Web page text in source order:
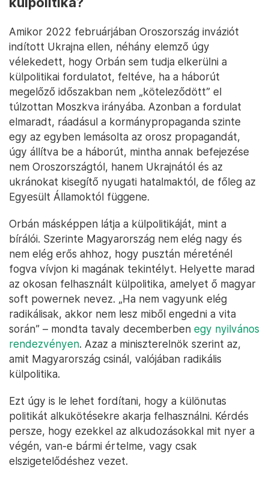
Amikor 2022 februárjában Oroszország inváziót
indított Ukrajna ellen, néhány elemző úgy
vélekedett, hogy Orbán sem tudja elkerülni a
külpolitikai fordulatot, feltéve, ha a háborút
megelőző időszakban nem „köteleződött” el
túlzottan Moszkva irányába. Azonban a fordulat
elmaradt, ráadásul a kormánypropaganda szinte
egy az egyben lemásolta az orosz propagandát,
úgy állítva be a háborút, mintha annak befejezése
nem Oroszországtól, hanem Ukrajnától és az
ukránokat kisegítő nyugati hatalmaktól, de főleg az
Egyesült Államoktól függene.
Orbán másképpen látja a külpolitikáját, mint a
bírálói. Szerinte Magyarország nem elég nagy és
nem elég erős ahhoz, hogy pusztán méreténél
fogva vívjon ki magának tekintélyt. Helyette marad
az okosan felhasznált külpolitika, amelyet ő magyar
soft powernek nevez. „Ha nem vagyunk elég
radikálisak, akkor nem lesz miből engedni a vita
során” – mondta tavaly decemberben egy nyilvános
rendezvényen. Azaz a miniszterelnök szerint az,
amit Magyarország csinál, valójában radikális
külpolitika.
Ezt úgy is le lehet fordítani, hogy a különutas
politikát alkukötésekre akarja felhasználni. Kérdés
persze, hogy ezekkel az alkudozásokkal mit nyer a
végén, van-e bármi értelme, vagy csak
elszigetelődéshez vezet.